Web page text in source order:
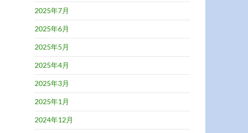
2025年7月
2025年6月
2025年5月
2025年4月
2025年3月
2025年1月
2024年12月